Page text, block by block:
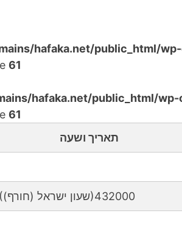
hafaka.net/public_html/
61
hafaka.net/public_html/
61
תאריך ושעה
Mon Feb 13 2023 10:23:02 GMT+0200 (שעון ישראל (חורף))432000